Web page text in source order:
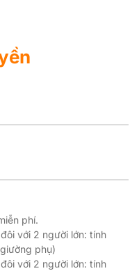
phí.
với 2 người lớn: tính
phụ)
với 2 người lớn: tính